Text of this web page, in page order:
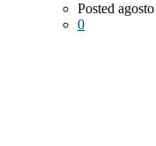
Posted
0